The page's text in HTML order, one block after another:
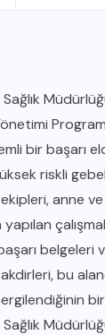
bir başarı
riskli
anne ve
belgeleri
takdirleri, bu